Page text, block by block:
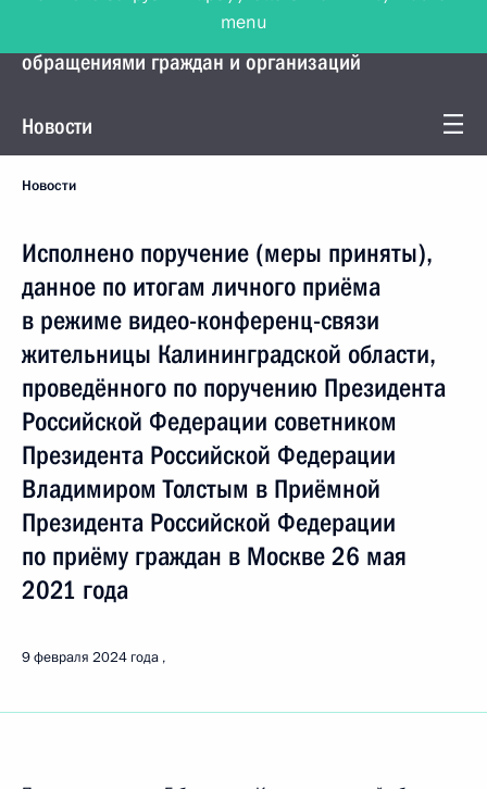
Управление Президента по работе с
обращениями граждан и организаций
Новости
Новости
Исполнено поручение (меры приняты),
данное по итогам личного приёма
в режиме видео-конференц-связи
жительницы Калининградской области,
проведённого по поручению Президента
Российской Федерации советником
Президента Российской Федерации
Владимиром Толстым в Приёмной
Президента Российской Федерации
по приёму граждан в Москве 26 мая
2021 года
9 февраля 2024 года
menu